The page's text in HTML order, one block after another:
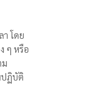
โดย
ๆ หรือ
ม
ปฏิบัติ